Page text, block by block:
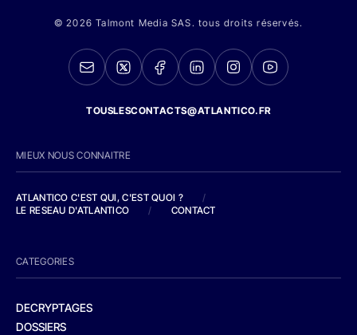
© 2026 Talmont Media SAS. tous droits réservés.
TOUSLESCONTACTS@ATLANTICO.FR
MIEUX NOUS CONNAITRE
ATLANTICO C'EST QUI, C'EST QUOI ?
/
LE RESEAU D'ATLANTICO
/ CONTACT
CATEGORIES
DECRYPTAGES
DOSSIERS